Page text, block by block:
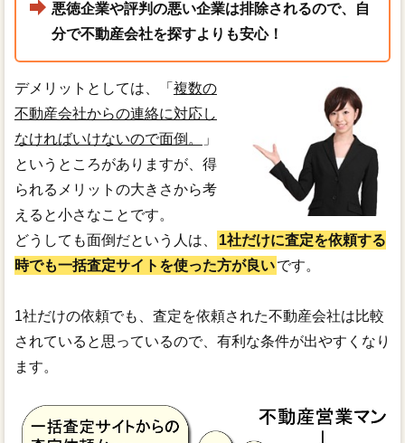
悪徳企業や評判の悪い企業は排除されるので、自
分で不動産会社を探すよりも安心！
デメリットとしては、「 複数の
不動産会社からの連絡に対応し
なければいけないので面倒。
」
というところがありますが、得
られるメリットの大きさから考
えると小さなことです。
どうしても面倒だという人は、
1社だけに査定を依頼する
時でも一括査定サイトを使った方が良いです。
1社だけの依頼でも、査定を依頼された不動産会社は比較
されていると思っているので、有利な条件が出やすくなり
ます。